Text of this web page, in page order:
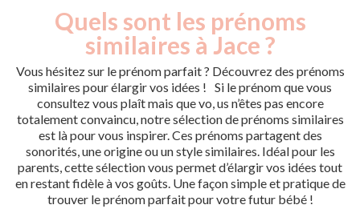
Quels sont les prénoms
similaires à Jace ?
Vous hésitez sur le prénom parfait ? Découvrez des prénoms
similaires pour élargir vos idées ! Si le prénom que vous
consultez vous plaît mais que vo, us n’êtes pas encore
totalement convaincu, notre sélection de prénoms similaires
est là pour vous inspirer. Ces prénoms partagent des
sonorités, une origine ou un style similaires. Idéal pour les
parents, cette sélection vous permet d’élargir vos idées tout
en restant fidèle à vos goûts. Une façon simple et pratique de
trouver le prénom parfait pour votre futur bébé !